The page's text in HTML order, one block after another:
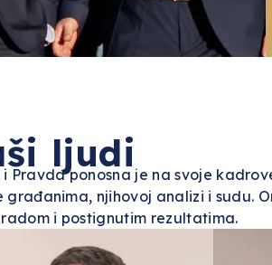
ljudi
Pravda ponosna je na svoje
građanima, njihovoj analizi i sudu.
i postignutim rezultatima.